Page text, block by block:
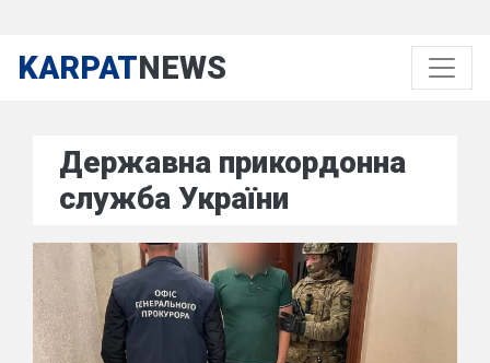
KARPATNEWS
Державна прикордонна
служба України